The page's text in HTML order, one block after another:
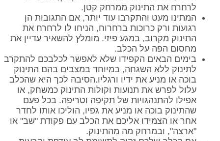
לרחרח את התינוק ממרחק קטן.
המתינו מעט והתקרבו עוד יותר, אם התגובות הן
רגועות ורק כרוכות ברחרוח, הניחו לו לרחרח את
התינוק מקרוב, במגע פיזי. מומלץ להשאיר עדיין את
מחסום הפה על הכלב.
בימים הבאים הקפידו שלא לאפשר לכלבכם להתקרב
לתינוק ללא השגחה, במיוחד במצבים בהם התינוק
בוכה או מניע את ידיו ורגליו.הסיבה לכך היא שהכלב
עלול לפרש את תנועות וקולות התינוק כמשחק, או
אפילו להתנהגויות של תקיפה וטריפה. בכל פעם
שהתינוק בוכה או מניע את גפיו, הוליכו אותו לחדר
אחר או הצמידו אליכם את הכלב עם פקודת "שב" או
"ארצה", ובמרחק מה מהתינוק.